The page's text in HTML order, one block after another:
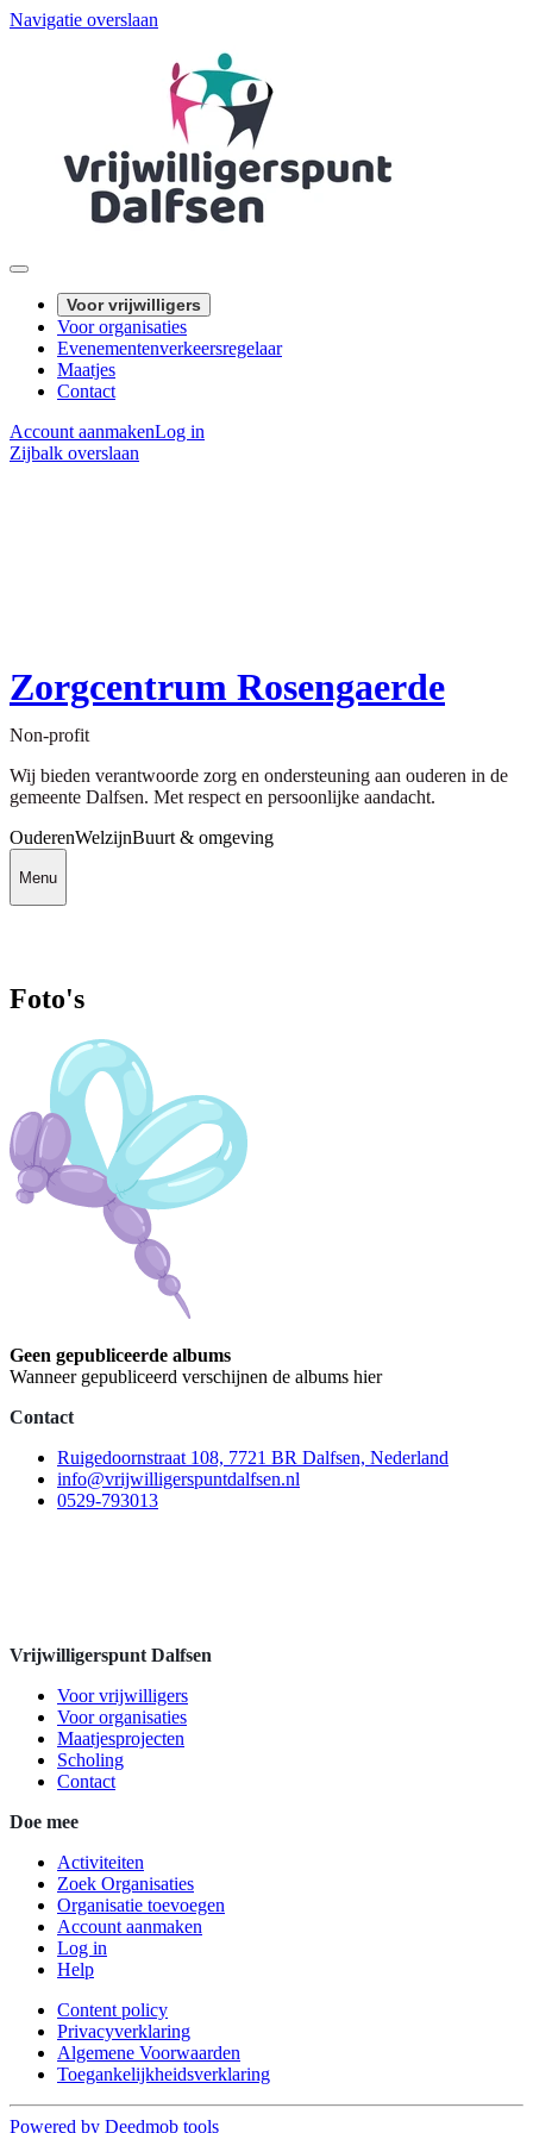
Navigatie overslaan
Voor vrijwilligers
Voor organisaties
Evenementenverkeersregelaar
Maatjes
Contact
Account aanmakenLog in
Zijbalk overslaan
Zorgcentrum Rosengaerde
Non-profit
Wij bieden verantwoorde zorg en ondersteuning aan ouderen in de
gemeente Dalfsen. Met respect en persoonlijke aandacht.
OuderenWelzijnBuurt & omgeving
Menu
Foto's
Geen gepubliceerde albums
Wanneer gepubliceerd verschijnen de albums hier
Contact
Ruigedoornstraat 108, 7721 BR Dalfsen, Nederland
info@vrijwilligerspuntdalfsen.nl
0529-793013
Vrijwilligerspunt Dalfsen
Voor vrijwilligers
Voor organisaties
Maatjesprojecten
Scholing
Contact
Doe mee
Activiteiten
Zoek Organisaties
Organisatie toevoegen
Account aanmaken
Log in
Help
Content policy
Privacyverklaring
Algemene Voorwaarden
Toegankelijkheidsverklaring
Powered by Deedmob tools